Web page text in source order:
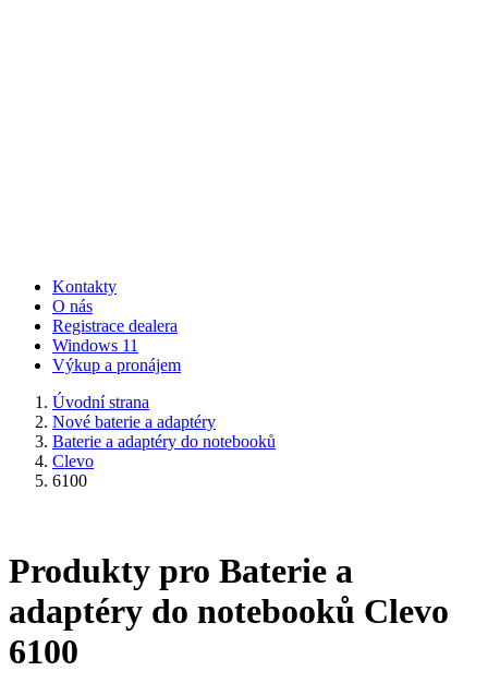
Kontakty
O nás
Registrace dealera
Windows 11
Výkup a pronájem
Úvodní strana
Nové baterie a adaptéry
Baterie a adaptéry do notebooků
Clevo
6100
Produkty pro Baterie a
adaptéry do notebooků Clevo
6100